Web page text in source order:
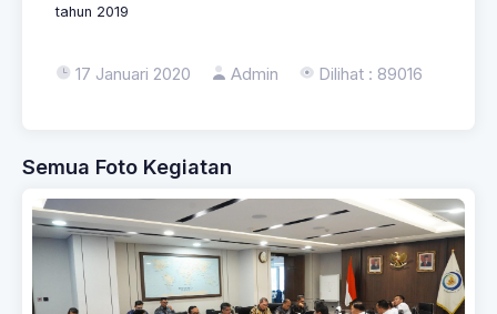
tahun 2019
17 Januari 2020 Admin Dilihat : 89016
Semua Foto Kegiatan